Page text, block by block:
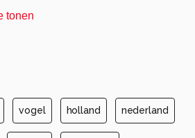
tonen
vogel holland nederland